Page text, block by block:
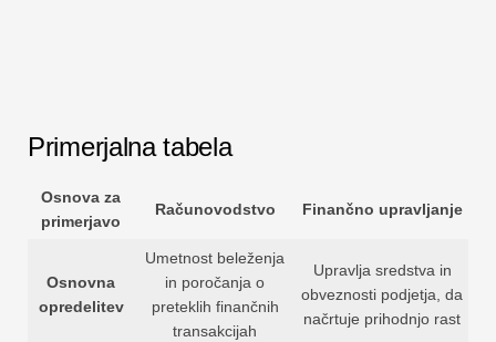
Primerjalna tabela
Osnova za
primerjavo
Računovodstvo Finančno upravljanje
Osnovna
opredelitev
Umetnost beleženja
in poročanja o
preteklih finančnih
transakcijah
Upravlja sredstva in
obveznosti podjetja, da
načrtuje prihodnjo rast